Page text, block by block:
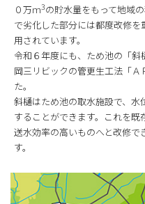
０万ｍ3の貯水量をもって地域
で劣化した部分には都度改修
用されています。
令和６年度にも、ため池の「
岡三リビックの管更生工法「
た。
斜樋はため池の取水施設で、
することができます。これを
送水効率の高いものへと改修
す。